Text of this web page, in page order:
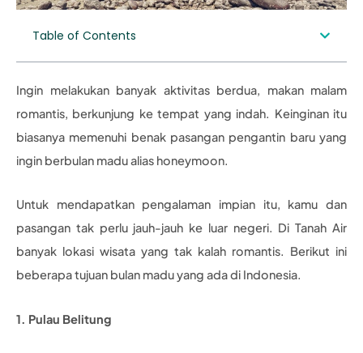
Table of Contents
Ingin melakukan banyak aktivitas berdua, makan malam
romantis, berkunjung ke tempat yang indah. Keinginan itu
biasanya memenuhi benak pasangan pengantin baru yang
ingin berbulan madu alias honeymoon.
Untuk mendapatkan pengalaman impian itu, kamu dan
pasangan tak perlu jauh-jauh ke luar negeri. Di Tanah Air
banyak lokasi wisata yang tak kalah romantis. Berikut ini
beberapa tujuan bulan madu yang ada di Indonesia.
1. Pulau Belitung